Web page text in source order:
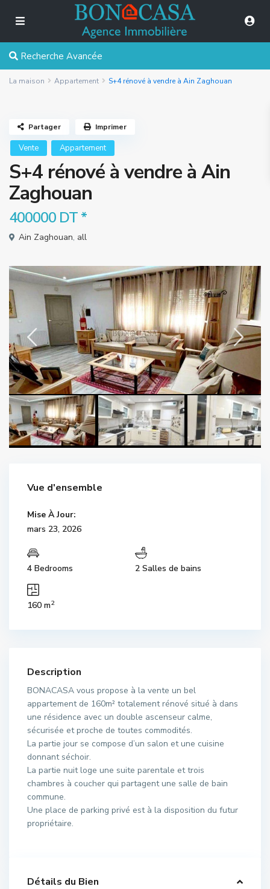
Recherche Avancée
La maison Appartement S+4 rénové à vendre à Ain Zaghouan
Vente Appartement
S+4 rénové à vendre à Ain
Zaghouan
400000 DT*
Ain Zaghouan, all
Partager Imprimer
Vue d'ensemble
Mise À Jour:
mars 23, 2026
4 Bedrooms 2 Salles de bains
160 m2
Description
BONACASA vous propose à la vente un bel
appartement de 160m² totalement rénové situé à dans
une résidence avec un double ascenseur calme,
sécurisée et proche de toutes commodités.
La partie jour se compose d’un salon et une cuisine
donnant séchoir.
La partie nuit loge une suite parentale et trois
chambres à coucher qui partagent une salle de bain
commune.
Une place de parking privé est à la disposition du futur
propriétaire.
Détails du Bien